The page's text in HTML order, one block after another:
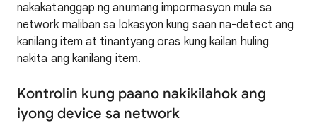
nakakatanggap ng anumang impormasyon mula sa
network maliban sa lokasyon kung saan na-detect ang
kanilang item at tinantyang oras kung kailan huling
nakita ang kanilang item.
Kontrolin kung paano nakikilahok ang
iyong device sa network